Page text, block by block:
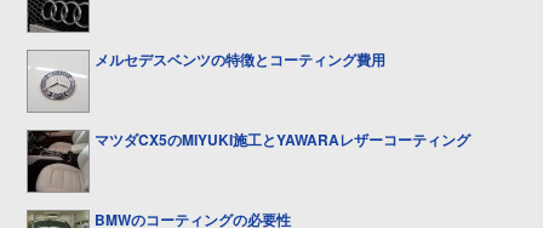
メルセデスベンツの特徴とコーティング費用
マツダCX5のMIYUKI施工とYAWARAレザーコーティング
BMWのコーティングの必要性